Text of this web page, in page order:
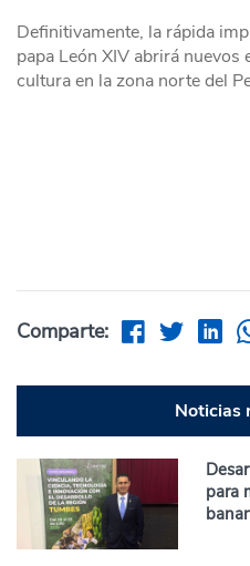
Definitivamente, la rápida
papa León XIV abrirá nuevos
cultura en la zona norte del
Comparte:
Noticias
para